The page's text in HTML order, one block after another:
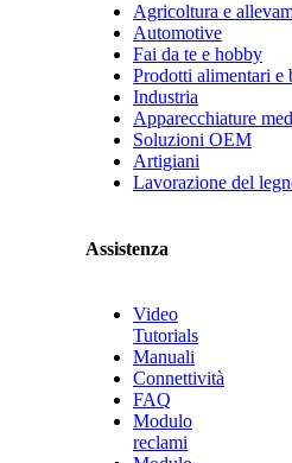
Agricoltura e
Automotive
Fai da te e hobby
Prodotti alimentari e
Industria
Apparecchiature
Soluzioni OEM
Artigiani
Lavorazione del
Assistenza
Video
Tutorials
Manuali
Connettività
FAQ
Modulo
reclami